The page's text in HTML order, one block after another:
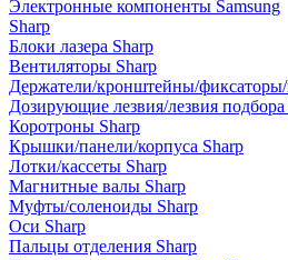
Электронные компоненты Samsung
Sharp
Блоки лазера Sharp
Вентиляторы Sharp
Держатели/кронштейны/
Дозирующие лезвия/лезвия подбора
Коротроны Sharp
Крышки/панели/корпуса Sharp
Лотки/кассеты Sharp
Магнитные валы Sharp
Муфты/соленоиды Sharp
Оси Sharp
Пальцы отделения Sharp